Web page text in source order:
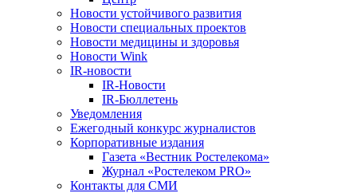
Новости устойчивого развития
Новости специальных проектов
Новости медицины и здоровья
Новости Wink
IR-новости
IR-Новости
IR-Бюллетень
Уведомления
Ежегодный конкурс журналистов
Корпоративные издания
Газета «Вестник Ростелекома»
Журнал «Ростелеком PRO»
Контакты для СМИ